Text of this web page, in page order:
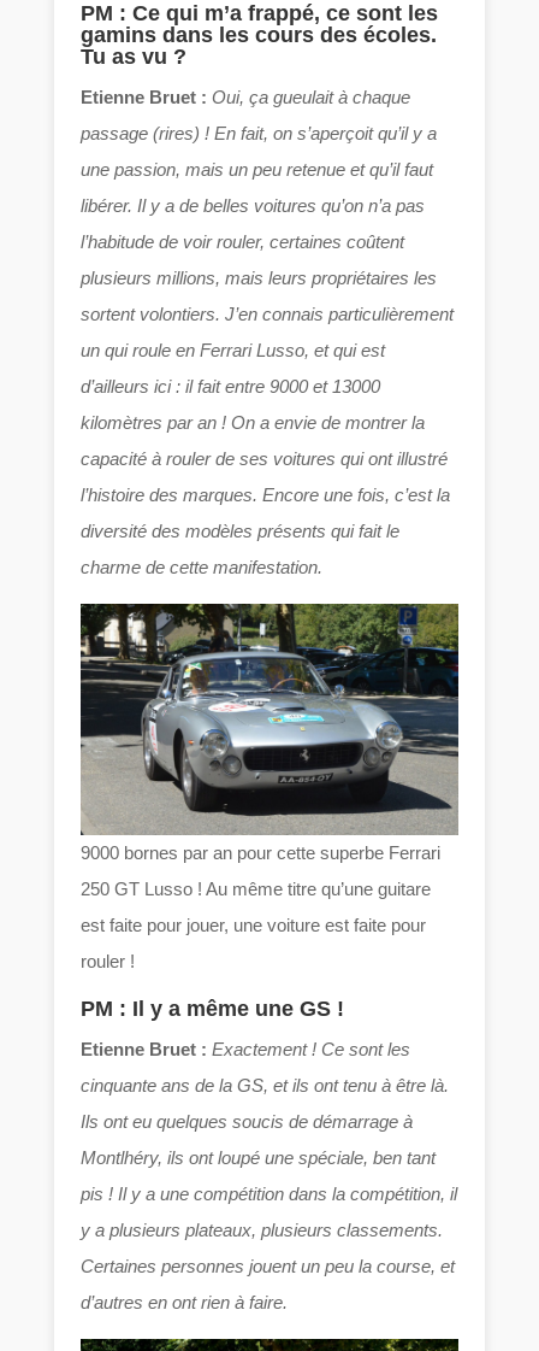
PM : Ce qui m’a frappé, ce sont les
gamins dans les cours des écoles.
Tu as vu ?
Etienne Bruet : Oui, ça gueulait à chaque
passage (rires) ! En fait, on s’aperçoit qu’il y a
une passion, mais un peu retenue et qu’il faut
libérer. Il y a de belles voitures qu’on n’a pas
l’habitude de voir rouler, certaines coûtent
plusieurs millions, mais leurs propriétaires les
sortent volontiers. J’en connais particulièrement
un qui roule en Ferrari Lusso, et qui est
d’ailleurs ici : il fait entre 9000 et 13000
kilomètres par an ! On a envie de montrer la
capacité à rouler de ses voitures qui ont illustré
l’histoire des marques. Encore une fois, c’est la
diversité des modèles présents qui fait le
charme de cette manifestation.
9000 bornes par an pour cette superbe Ferrari
250 GT Lusso ! Au même titre qu’une guitare
est faite pour jouer, une voiture est faite pour
rouler !
PM : Il y a même une GS !
Etienne Bruet : Exactement ! Ce sont les
cinquante ans de la GS, et ils ont tenu à être là.
Ils ont eu quelques soucis de démarrage à
Montlhéry, ils ont loupé une spéciale, ben tant
pis ! Il y a une compétition dans la compétition, il
y a plusieurs plateaux, plusieurs classements.
Certaines personnes jouent un peu la course, et
d’autres en ont rien à faire.